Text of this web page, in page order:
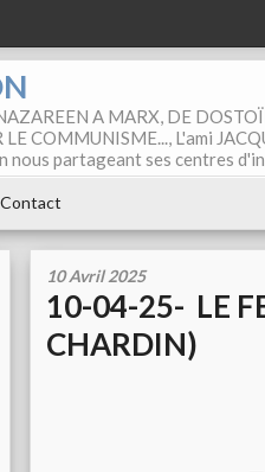
A MARX, DE
LE COMMUNISME..., L'ami
nous partageant ses centres
Contact
10 Avril 2025
10-04-25- LE
CHARDIN)